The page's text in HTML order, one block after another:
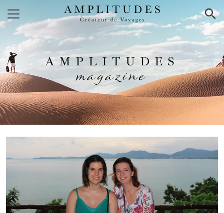
×
AMPLITUDES
magazine